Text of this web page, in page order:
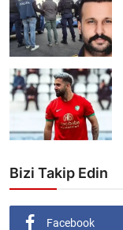
Bizi Takip Edin
Facebook